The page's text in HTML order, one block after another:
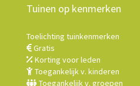
Tuinen op kenmerken
Toelichting tuinkenmerken
Gratis
Korting voor leden
Toegankelijk v. kinderen
Toegankelijk v. groepen